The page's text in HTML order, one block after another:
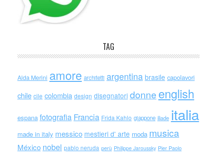
TAG
Alda Merini amore architetti argentina brasile capolavori
chile cile colombia design disegnatori donne english
espana fotografia Francia Frida Kahlo giappone iliade italia
made in italy messico mestieri d' arte moda musica
México nobel pablo neruda perù Philippe Jaroussky Pier Paolo